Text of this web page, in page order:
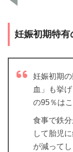
妊娠初期特有
妊娠初期
血」も挙
の95％は
食事で鉄
して胎児
が減って